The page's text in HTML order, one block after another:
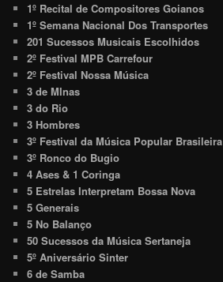
1º Recital de Compositores Goianos
1º Semana Nacional Dos Transportes
201 Sucessos Musicais Escolhidos
2º Festival MPB Carrefour
2º Festival Nossa Música
3 de MInas
3 do Rio
3 Hombres
3º Festival da Música Popular Brasileira
3º Ronco do Bugio
4 Ases & 1 Coringa
5 Estrelas Interpretam Bossa Nova
5 Generais
5 No Balanço
50 Sucessos da Música Sertaneja
5º Aniversário Sinter
6 de Samba